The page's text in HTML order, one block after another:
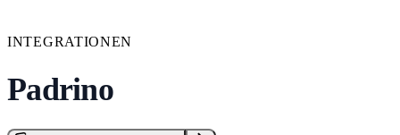
INTEGRATIONEN
Padrino